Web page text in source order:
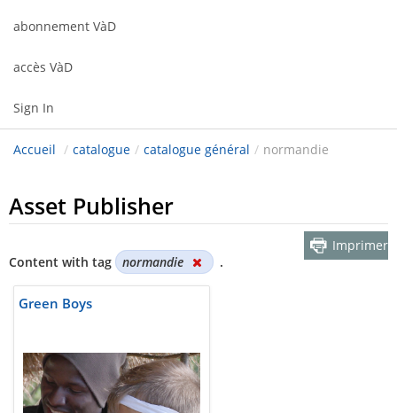
abonnement VàD
accès VàD
Sign In
Accueil / catalogue / catalogue général / normandie
Asset Publisher
Content with tag normandie .
Imprimer
Green Boys